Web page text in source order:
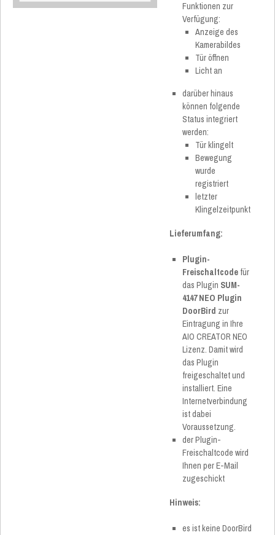
Funktionen zur
Verfügung:
Anzeige des
Kamerabildes
Tür öffnen
Licht an
darüber hinaus
können folgende
Status integriert
werden:
Tür klingelt
Bewegung
wurde
registriert
letzter
Klingelzeitpunkt
Lieferumfang:
Plugin-
Freischaltcode für
das Plugin SUM-
4147 NEO Plugin
DoorBird zur
Eintragung in Ihre
AIO CREATOR NEO
Lizenz. Damit wird
das Plugin
freigeschaltet und
installiert. Eine
Internetverbindung
ist dabei
Voraussetzung.
der Plugin-
Freischaltcode wird
Ihnen per E-Mail
zugeschickt
Hinweis:
es ist keine DoorBird